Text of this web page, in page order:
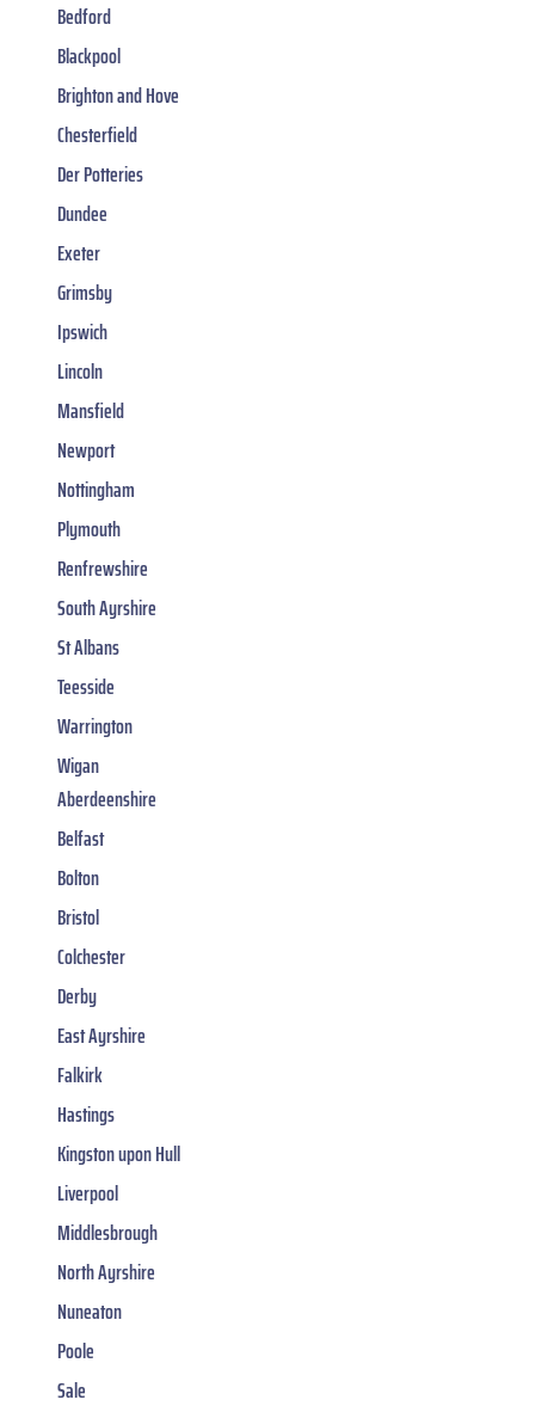
Bedford
Blackpool
Brighton and Hove
Chesterfield
Der Potteries
Dundee
Exeter
Grimsby
Ipswich
Lincoln
Mansfield
Newport
Nottingham
Plymouth
Renfrewshire
South Ayrshire
St Albans
Teesside
Warrington
Wigan
Aberdeenshire
Belfast
Bolton
Bristol
Colchester
Derby
East Ayrshire
Falkirk
Hastings
Kingston upon Hull
Liverpool
Middlesbrough
North Ayrshire
Nuneaton
Poole
Sale